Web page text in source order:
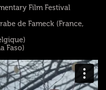
Film Festival
de Fameck (France,
Faso)